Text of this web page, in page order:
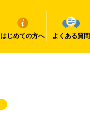
はじめての方へ よくある質問